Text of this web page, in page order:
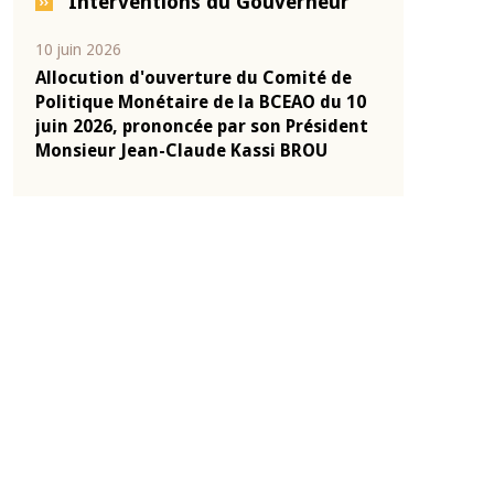
04 mars 2026
Allocution d'ouverture du Comité de
Politique Monétaire de la BCEAO du 4
mars 2026, prononcée par son Président
Monsieur Jean-Claude Kassi BROU